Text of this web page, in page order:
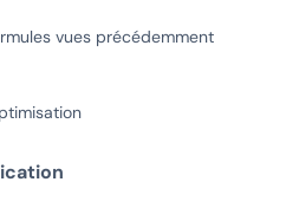
vues précédemment